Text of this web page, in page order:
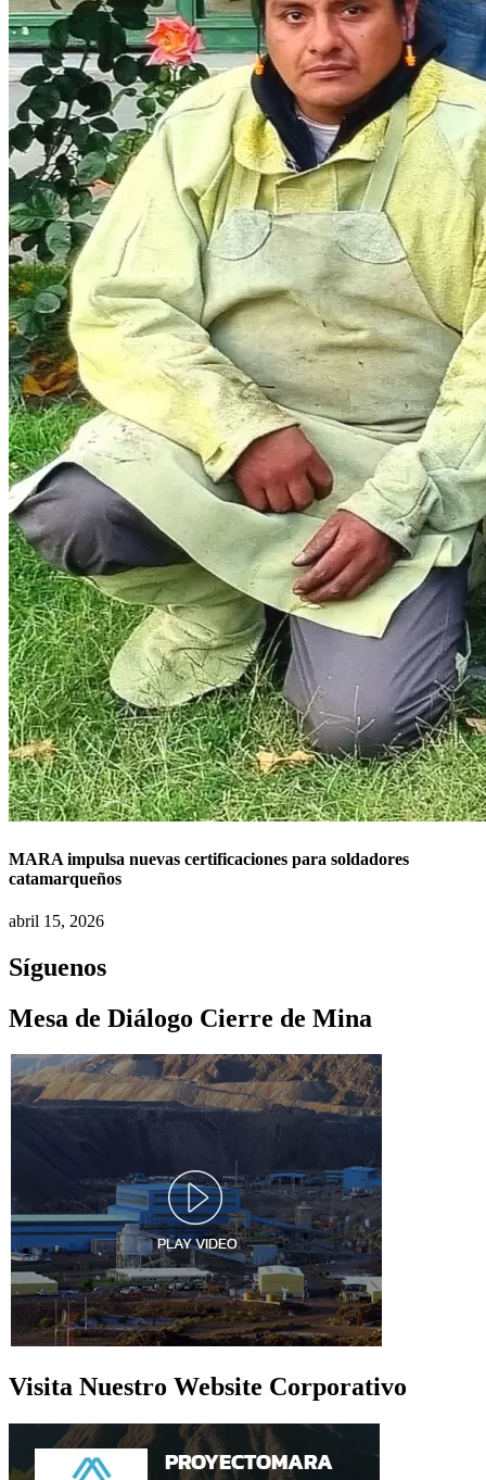
MARA impulsa nuevas certificaciones para soldadores
catamarqueños
abril 15, 2026
Síguenos
Mesa de Diálogo Cierre de Mina
Visita Nuestro Website Corporativo